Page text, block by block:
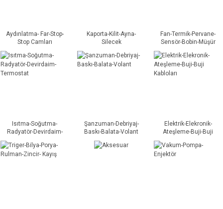
Aydınlatma- Far-Stop-
Stop Camları
Kaporta-Kilit-Ayna-
Silecek
Fan-Termik-Pervane-
Sensör-Bobin-Müşür
Isıtma-Soğutma-
Radyatör-Devirdaim-
Şanzuman-Debriyaj-
Baskı-Balata-Volant
Elektrik-Elekronik-
Ateşleme-Buji-Buji